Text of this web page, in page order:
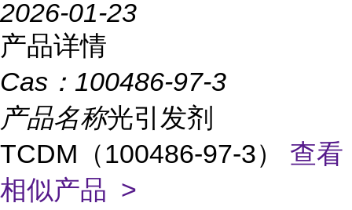
2026-01-23
产品详情
Cas： 100486-97-3
产品名称光引发剂
TCDM（100486-97-3） 查看
相似产品 >